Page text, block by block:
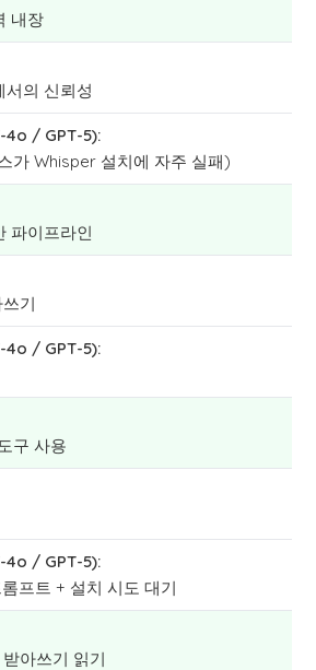
내장
서의 신뢰성
가 Whisper 설치에 자주 실패)
파이프라인
기
구 사용
프트 + 설치 시도 대기
아쓰기 읽기